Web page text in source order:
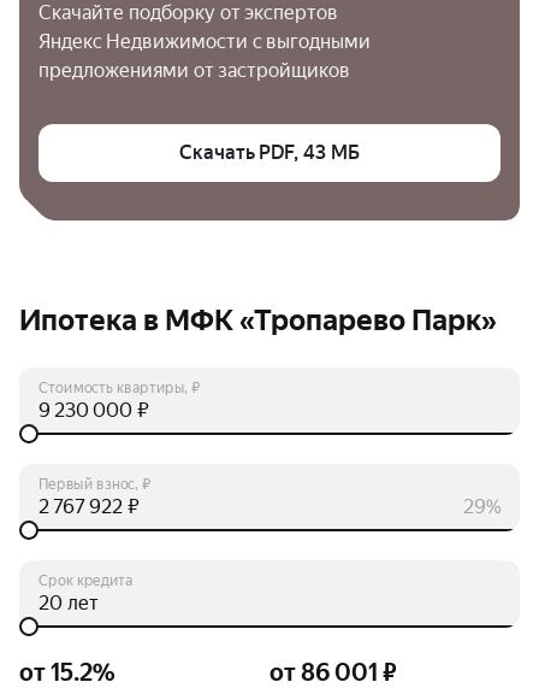
Скачайте подборку от экспертов
Яндекс Недвижимости с выгодными
предложениями от застройщиков
Скачать PDF, 43 МБ
Ипотека в МФК «Тропарево Парк»
Стоимость квартиры, ₽
₽
Первый взнос, ₽
29%
₽
Срок кредита
лет
от 15.2% от 86 001 ₽